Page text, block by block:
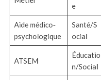
e
Aide médico-
psychologique
Santé/S
ocial
ATSEM
Éducatio
n/Social